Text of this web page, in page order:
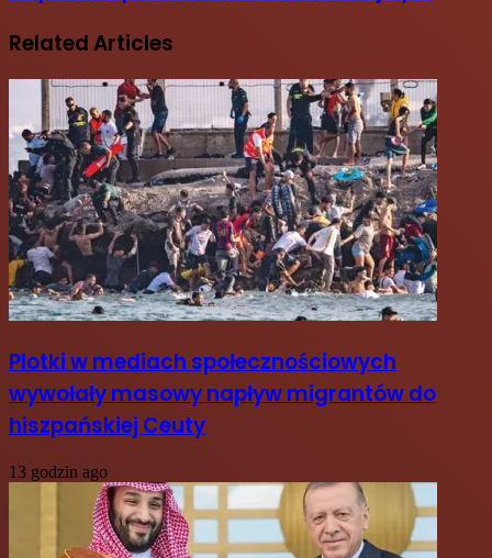
Related Articles
Plotki w mediach społecznościowych
wywołały masowy napływ migrantów do
hiszpańskiej Ceuty
13 godzin ago